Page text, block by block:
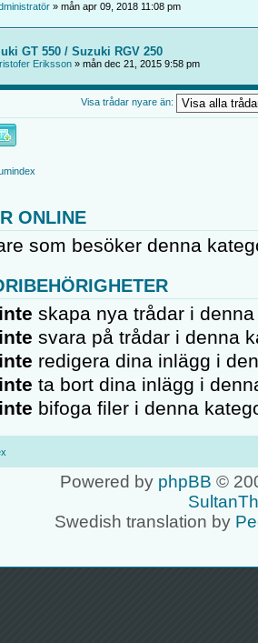
» mån apr 09, 2018 11:08 pm
GT 550 / Suzuki RGV 250
Eriksson » mån dec 21, 2015 9:58 pm
Visa trådar nyare än:
ONLINE
som besöker denna
skapa nya trådar i
svara på trådar i denna
redigera dina inlägg i
ta bort dina inlägg i
bifoga filer i denna
Powered by phpBB ©
Swedish translation by